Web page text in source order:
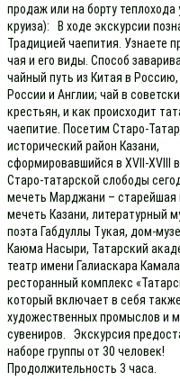
продаж или на борту теплохода
круиза): В ходе экскурсии
Традицией чаепития. Узнаете
чая и его виды. Способ
чайный путь из Китая в
России и Англии; чай в
крестьян, и как происходит
чаепитие. Посетим Старо-
исторический район Казани,
сформировавшийся в XVII-XVIII
Старо-татарской слободы
мечеть Марджани – старейшая
мечеть Казани, литературный
поэта Габдуллы Тукая, дом-
Каюма Насыри, Татарский
театр имени Галиаскара
ресторанный комплекс
который включает в себя
художественных промыслов и
сувениров. Экскурсия
наборе группы от 30 человек!
Продолжительность 3 часа.